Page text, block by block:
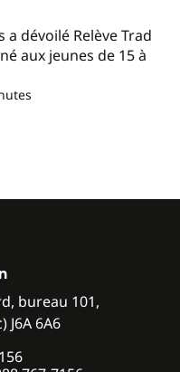
a dévoilé Relève Trad
aux jeunes de 15 à
bureau 101,
J6A 6A6